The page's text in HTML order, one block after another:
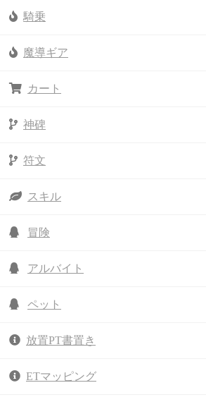
騎乗
魔導ギア
カート
神碑
符文
スキル
冒険
アルバイト
ペット
放置PT書置き
ETマッピング